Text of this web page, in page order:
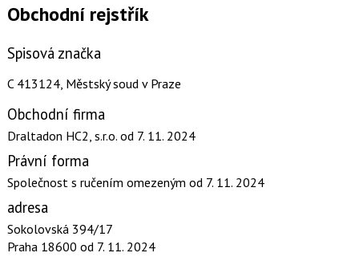
Obchodní rejstřík
Spisová značka
C 413124, Městský soud v Praze
Obchodní firma
Draltadon HC2, s.r.o. od 7. 11. 2024
Právní forma
Společnost s ručením omezeným od 7. 11. 2024
adresa
Sokolovská 394/17
Praha 18600 od 7. 11. 2024